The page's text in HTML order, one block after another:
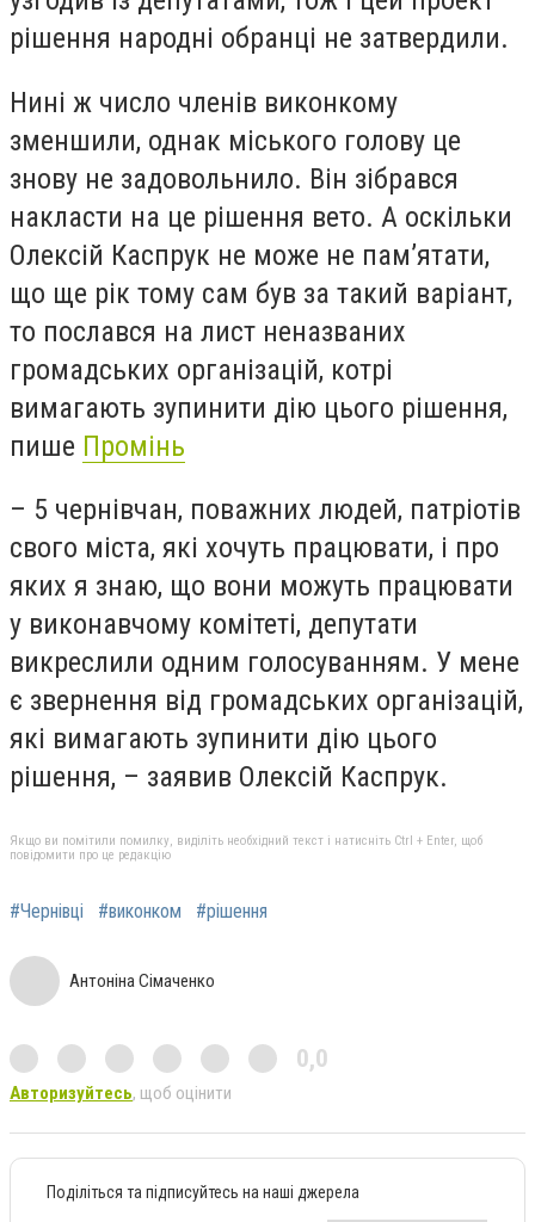
рішення народні обранці не затвердили.
Нині ж число членів виконкому
зменшили, однак міського голову це
знову не задовольнило. Він зібрався
накласти на це рішення вето. А оскільки
Олексій Каспрук не може не пам’ятати,
що ще рік тому сам був за такий варіант,
то послався на лист неназваних
громадських організацій, котрі
вимагають зупинити дію цього рішення,
пише Промінь
– 5 чернівчан, поважних людей, патріотів
свого міста, які хочуть працювати, і про
яких я знаю, що вони можуть працювати
у виконавчому комітеті, депутати
викреслили одним голосуванням. У мене
є звернення від громадських організацій,
які вимагають зупинити дію цього
рішення, – заявив Олексій Каспрук.
Якщо ви помітили помилку, виділіть необхідний текст і натисніть Ctrl + Enter, щоб
повідомити про це редакцію
#Чернівці #виконком #рішення
Антоніна Сімаченко
0,0
Авторизуйтесь, щоб оцінити
Поділіться та підписуйтесь на наші джерела